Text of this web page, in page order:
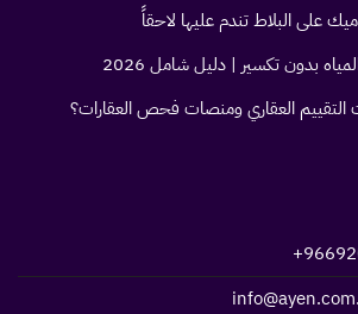
بدون تكسير | دليل شامل 2026
التقييم العقاري ومنصات فحص العقارات؟